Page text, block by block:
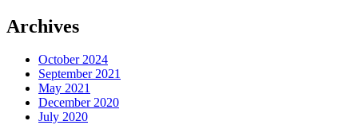
Archives
October 2024
September 2021
May 2021
December 2020
July 2020